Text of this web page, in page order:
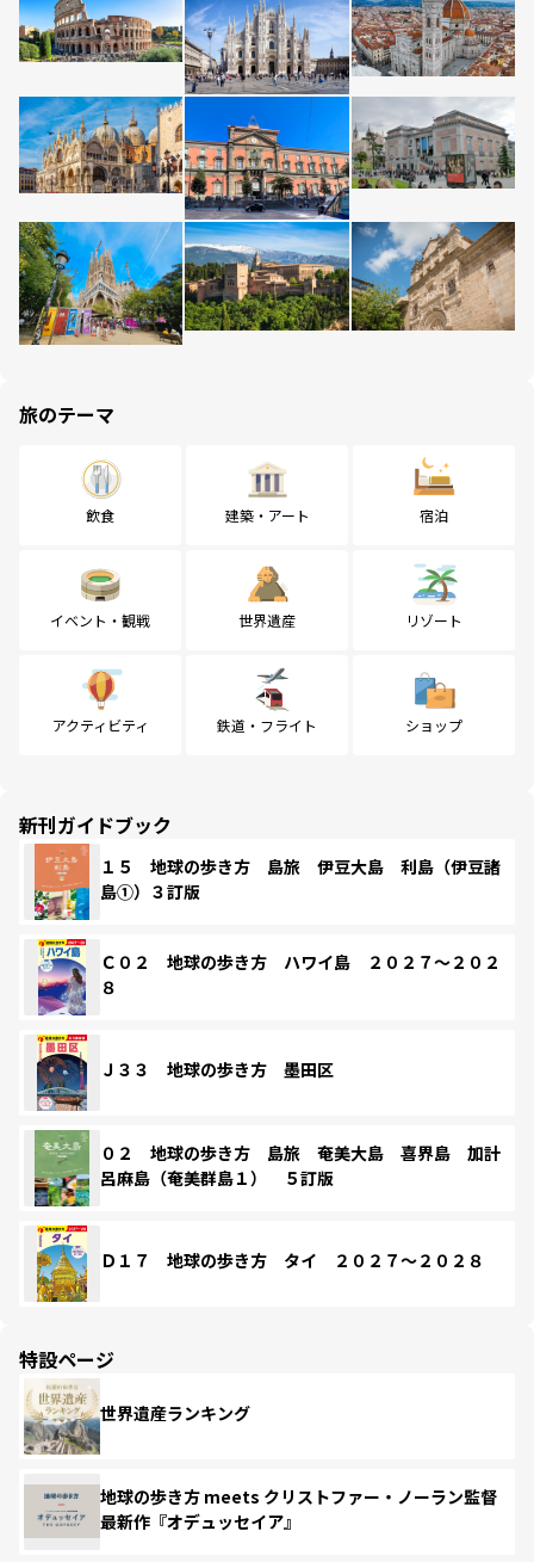
旅のテーマ
飲食 建築・アート 宿泊
イベント・観戦 世界遺産 リゾート
アクティビティ 鉄道・フライト ショップ
新刊ガイドブック
１５ 地球の歩き方 島旅 伊豆大島 利島（伊豆諸
島①）３訂版
Ｃ０２ 地球の歩き方 ハワイ島 ２０２７～２０２
８
Ｊ３３ 地球の歩き方 墨田区
０２ 地球の歩き方 島旅 奄美大島 喜界島 加計
呂麻島（奄美群島１） ５訂版
Ｄ１７ 地球の歩き方 タイ ２０２７～２０２８
特設ページ
世界遺産ランキング
地球の歩き方 meets クリストファー・ノーラン監督
最新作『オデュッセイア』